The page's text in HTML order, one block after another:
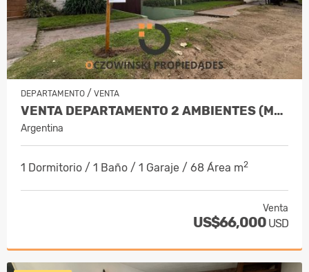
DEPARTAMENTO / VENTA
VENTA DEPARTAMENTO 2 AMBIENTES (MOSTAR I) VILLA GESELL
Argentina
1 Dormitorio / 1 Baño / 1 Garaje / 68 Área m2
Venta
US$66,000 USD